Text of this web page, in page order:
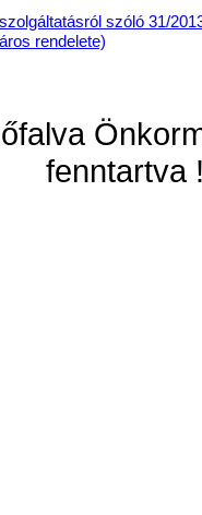
szóló 31/
rendelete)
fenntartva